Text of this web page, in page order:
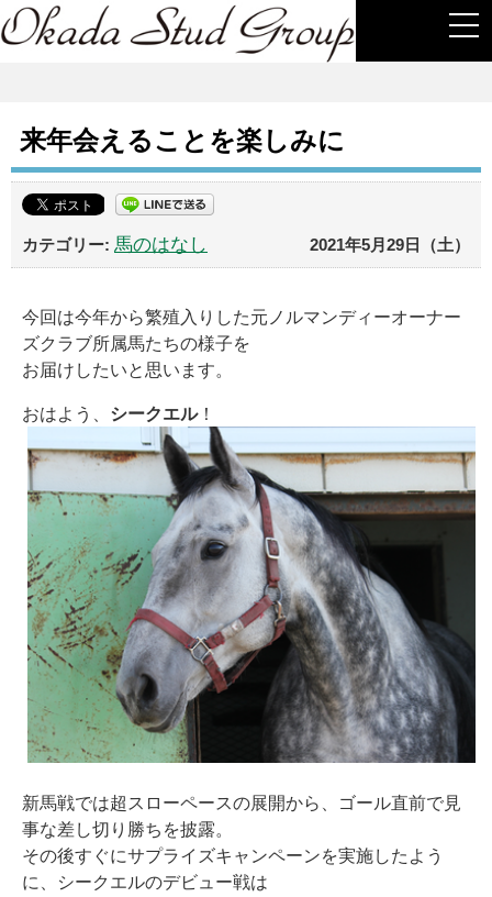
来年会えることを楽しみに
馬のはなし 2021年5月29日（土）
今回は今年から繁殖入りした元ノルマンディーオーナー
ズクラブ所属馬たちの様子を
お届けしたいと思います。
おはよう、 シークエル！
新馬戦では超スローペースの展開から、ゴール直前で見
事な差し切り勝ちを披露。
その後すぐにサプライズキャンペーンを実施したよう
に、シークエルのデビュー戦は